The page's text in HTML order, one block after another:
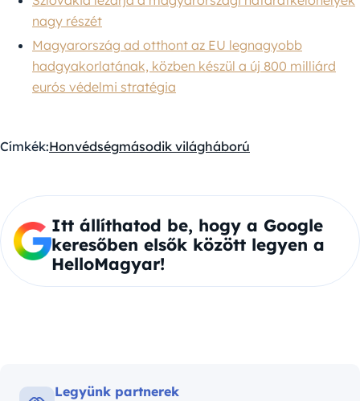
nagy részét
Magyarország ad otthont az EU legnagyobb
hadgyakorlatának, közben készül a új 800 milliárd
eurós védelmi stratégia
Címkék:Honvédségmásodik világháború
Itt állíthatod be, hogy a Google
keresőben elsők között legyen a
HelloMagyar!
Legyünk partnerek